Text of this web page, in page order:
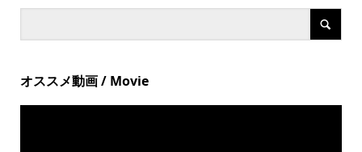
オススメ動画 / Movie